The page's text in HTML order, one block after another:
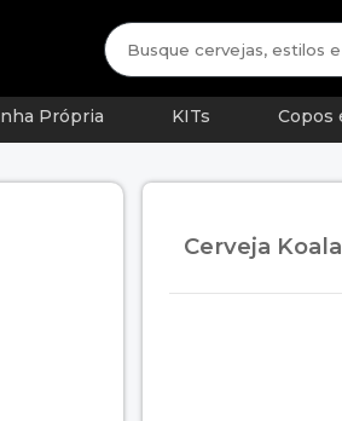
Própria KITs Copos
Cerveja